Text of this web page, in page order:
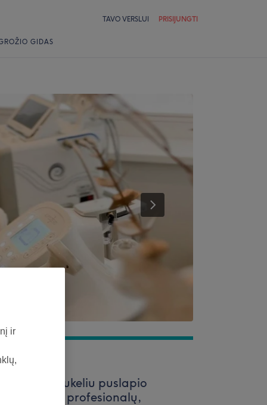
TAVO VERSLUI PRISIJUNGTI
GIDAS
laukeliu puslapio
vertinamų profesionalų,
ir